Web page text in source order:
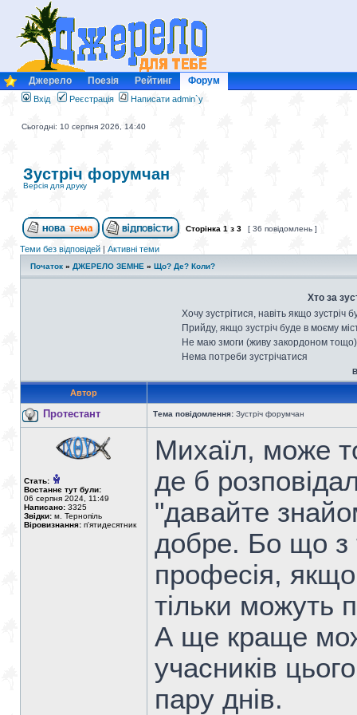
Джерело Поезія Рейтинг Форум
Вхід Реєстрація Написати admin`у
Сьогодні: 10 серпня 2026, 14:40
Зустріч форумчан
Версія для друку
Сторінка 1 з 3 [ 36 повідомлень ]
Теми без відповідей | Активні теми
Початок » ДЖЕРЕЛО ЗЕМНЕ » Що? Де? Коли?
Хто за
Хочу зустрітися, навіть якщо зустріч
Прийду, якщо зустріч буде в моєму
Не маю змоги (живу закордоном тощо)
Нема потреби зустрічатися
Автор
Протестант Тема повідомлення: Зустріч форумчан
Стать:
Востаннє тут були:
06 серпня 2024, 11:49
Написано: 3325
Звідки: м. Тернопіль
Віровизнання: п'ятидесятник
Михаїл, може
де б
"давайте
добре. Бо що з
професія,
тільки можуть
А ще краще
учасників
пару днів.